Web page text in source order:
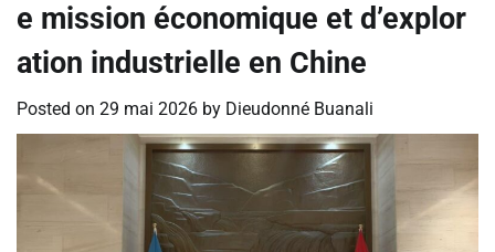
e mission économique et d’explor
ation industrielle en Chine
Posted on 29 mai 2026 by Dieudonné Buanali